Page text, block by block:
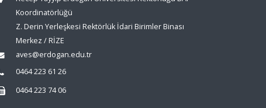
Koordinatörlüğü
Z. Derin Yerleşkesi Rektörlük İdari Birimler Binası
Merkez / RİZE
aves@erdogan.edu.tr
0464 223 61 26
0464 223 74 06